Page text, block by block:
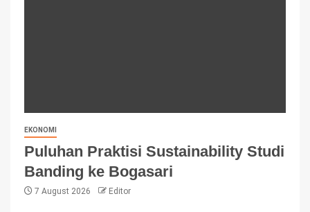
EKONOMI
Puluhan Praktisi Sustainability Studi
Banding ke Bogasari
7 August 2026 Editor